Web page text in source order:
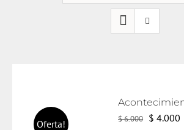
Oferta! $6.000 El
$ 4.000